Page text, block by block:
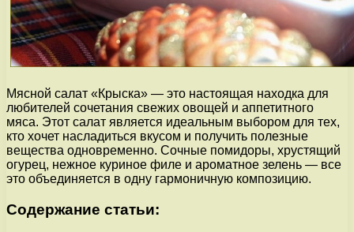
Мясной салат «Крыска» — это настоящая находка для
любителей сочетания свежих овощей и аппетитного
мяса. Этот салат является идеальным выбором для тех,
кто хочет насладиться вкусом и получить полезные
вещества одновременно. Сочные помидоры, хрустящий
огурец, нежное куриное филе и ароматное зелень — все
это объединяется в одну гармоничную композицию.
Содержание статьи: